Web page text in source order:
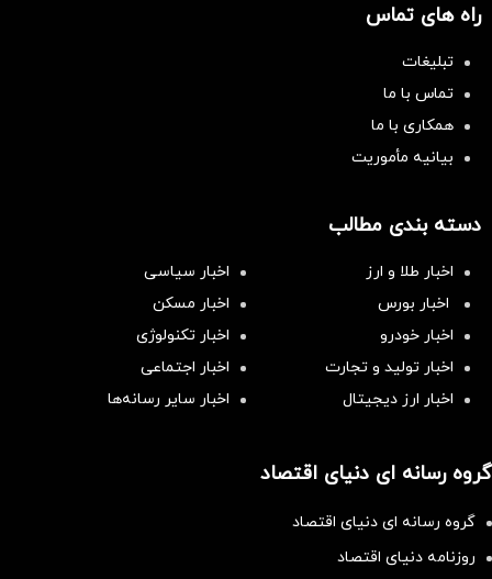
راه های تماس
تبلیغات
تماس با ما
همکاری با ما
بیانیه مأموریت
دسته بندی مطالب
اخبار طلا و ارز
اخبار سیاسی
اخبار بورس
اخبار مسکن
اخبار خودرو
اخبار تکنولوژی
اخبار تولید و تجارت
اخبار اجتماعی
اخبار ارز دیجیتال
اخبار سایر رسانه‌‌ها
گروه رسانه ای دنیای اقتصاد
گروه رسانه ای دنیای اقتصاد
روزنامه دنیای اقتصاد